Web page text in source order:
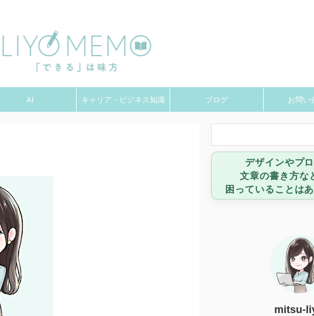
AI キャリア・ビジネス知識 ブログ お問い
デザインやプロ
文章の書き方な
困っていることは
mitsu-